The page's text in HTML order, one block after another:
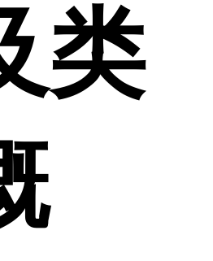
类